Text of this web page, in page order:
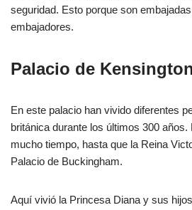
seguridad. Esto porque son
embajadores.
Palacio de
En este palacio han vivido diferentes
británica durante los últimos 300
mucho tiempo, hasta que la Reina
Palacio de Buckingham.
Aquí vivió la Princesa Diana y sus